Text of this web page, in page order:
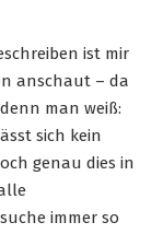
ist mir
anschaut – da
man weiß:
sich kein
genau dies in
immer so